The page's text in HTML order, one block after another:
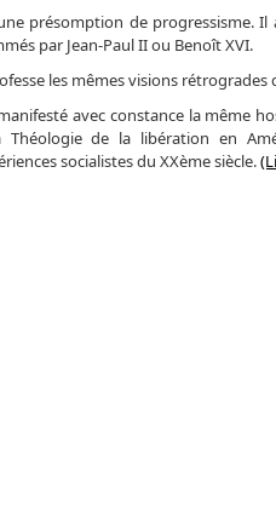
présomption de progressisme.
par Jean-Paul II ou Benoît XVI.
les mêmes visions rétrogrades
avec constance la même
Théologie de la libération en
socialistes du XXème siècle.